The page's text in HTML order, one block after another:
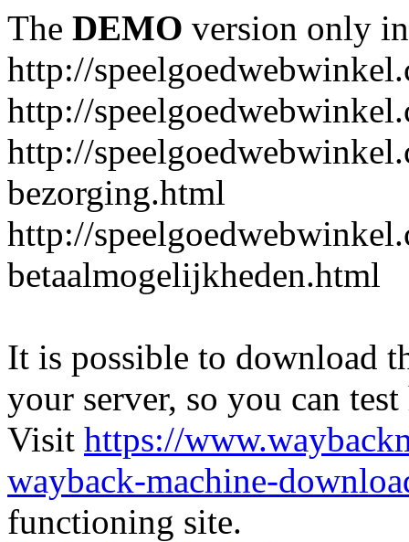
The DEMO version only
http://
http://
http://
bezorging.html
http://
betaalmogelijkheden.html
It is possible to download
your server, so you can
Visit https://
wayback-machine-
functioning site.